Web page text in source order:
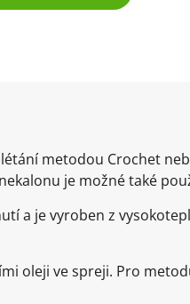
metodou Crochet
je možné také
a je vyroben z
oleji ve spreji. Pro